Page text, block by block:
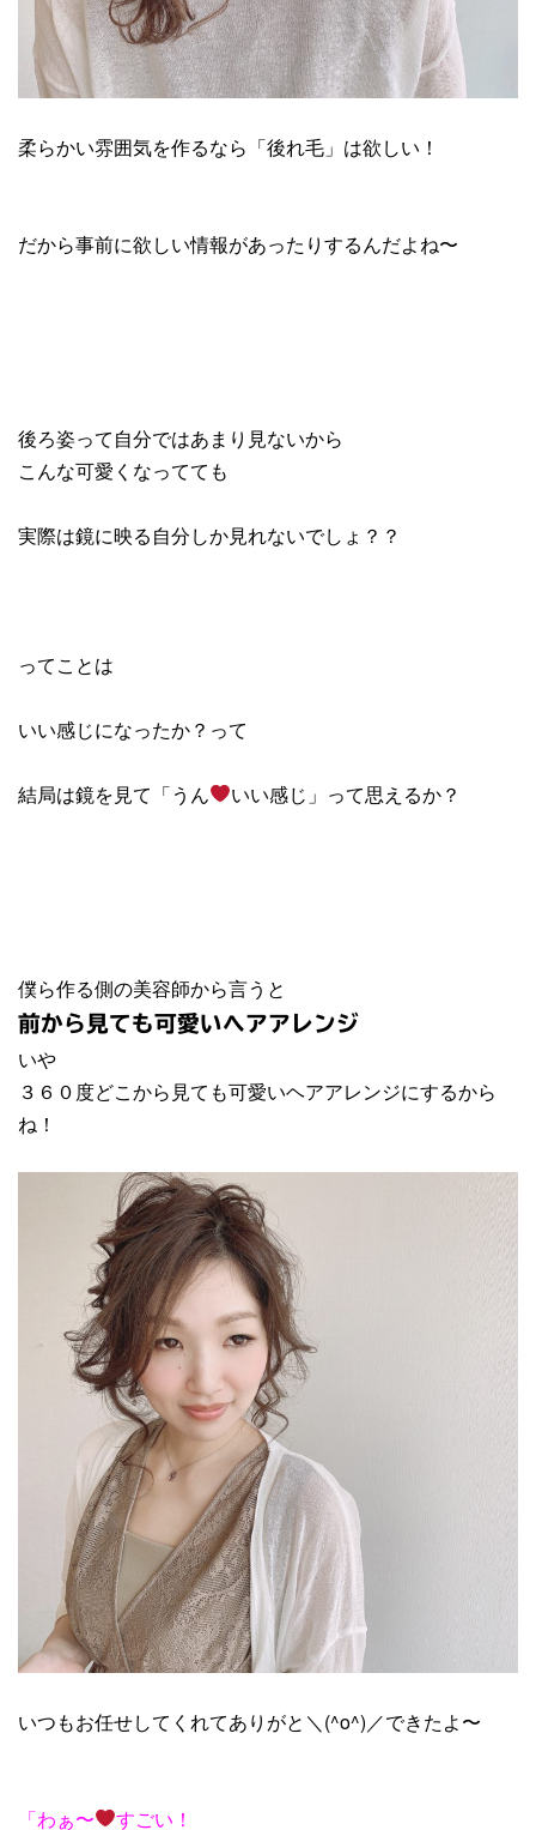
柔らかい雰囲気を作るなら「後れ毛」は欲しい！
だから事前に欲しい情報があったりするんだよね〜
後ろ姿って自分ではあまり見ないから
こんな可愛くなってても
実際は鏡に映る自分しか見れないでしょ？？
ってことは
いい感じになったか？って
結局は鏡を見て「うん いい感じ」って思えるか？
僕ら作る側の美容師から言うと
前から見ても可愛いヘアアレンジ
いや
３６０度どこから見ても可愛いヘアアレンジにするから
ね！
いつもお任せしてくれてありがと＼(^o^)／できたよ〜
「わぁ〜 すごい！